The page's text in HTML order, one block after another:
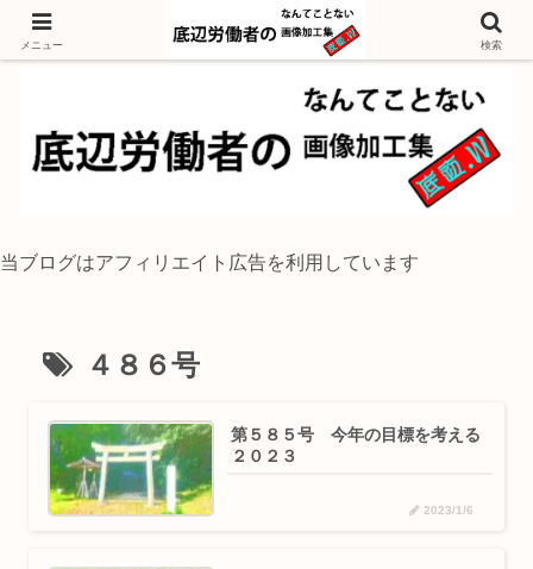
独身底辺おじさんが風景写真をイラスト風に加工するブログ
当ブログはアフィリエイト広告を利用しています
４８６号
第５８５号 今年の目標を考える
２０２３
2023/1/6
メニュー 検索